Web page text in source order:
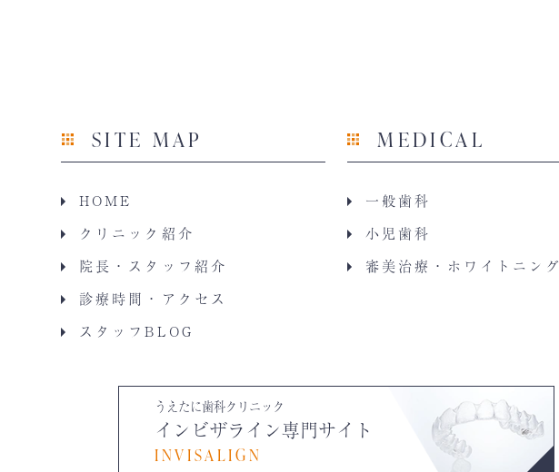
SITE MAP
HOME
クリニック紹介
院長・スタッフ紹介
診療時間・アクセス
スタッフBLOG
MEDICAL
一般歯科
小児歯科
審美治療・ホワイトニング
うえたに歯科クリニック
インビザライン専門サイト
INVISALIGN